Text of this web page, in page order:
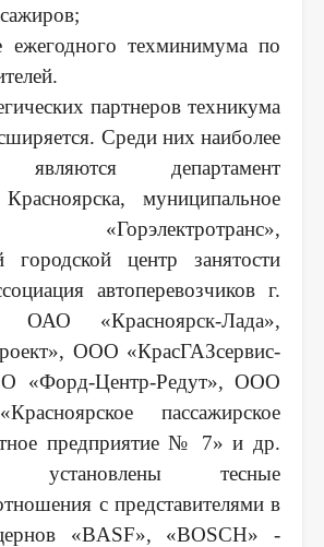
ежегодного техминимума по
партнеров техникума
Среди них наиболее
являются департамент
Красноярска, муниципальное
«Горэлектротранс»,
городской центр занятости
автоперевозчиков г.
ОАО «Красноярск-Лада»,
ООО «КрасГАЗсервис-
«Форд-Центр-Редут», ООО
пассажирское
предприятие № 7» и др.
установлены тесные
с представителями в
«BASF», «BOSCH» -